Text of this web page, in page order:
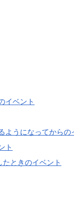
イベント
ようになってからの
ト
ときのイベント